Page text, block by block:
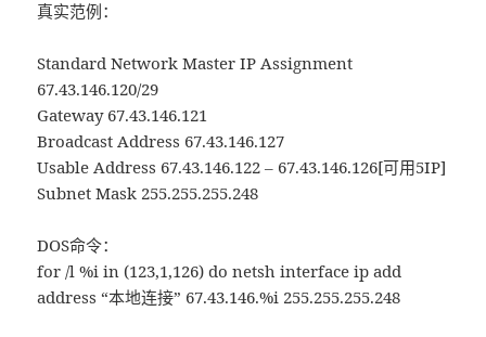
真实范例：
Standard Network Master IP Assignment
67.43.146.120/29
Gateway 67.43.146.121
Broadcast Address 67.43.146.127
Usable Address 67.43.146.122 – 67.43.146.126[可用5IP]
Subnet Mask 255.255.255.248
DOS命令：
for /l %i in (123,1,126) do netsh interface ip add
address “本地连接” 67.43.146.%i 255.255.255.248